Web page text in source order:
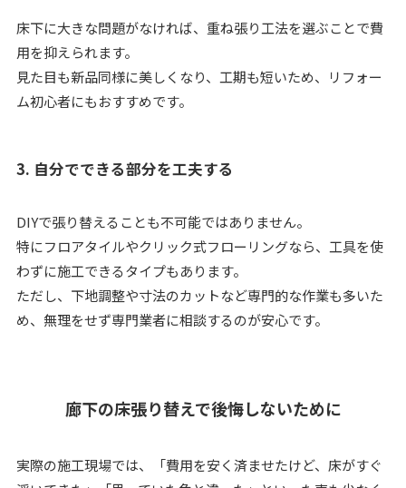
床下に大きな問題がなければ、重ね張り工法を選ぶことで費
用を抑えられます。
見た目も新品同様に美しくなり、工期も短いため、リフォー
ム初心者にもおすすめです。
3. 自分でできる部分を工夫する
DIYで張り替えることも不可能ではありません。
特にフロアタイルやクリック式フローリングなら、工具を使
わずに施工できるタイプもあります。
ただし、下地調整や寸法のカットなど専門的な作業も多いた
め、無理をせず専門業者に相談するのが安心です。
廊下の床張り替えで後悔しないために
実際の施工現場では、「費用を安く済ませたけど、床がすぐ